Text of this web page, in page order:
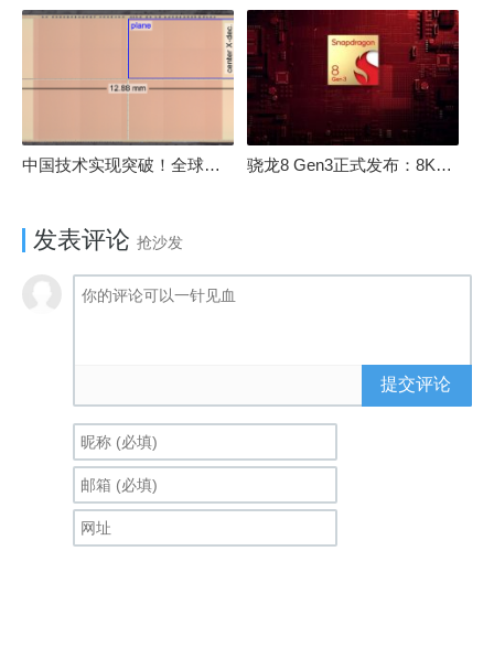
中国技术实现突破！全球最先进的3D NAND存储芯片被发现 骁龙8 Gen3正式发布：8K240手游成真！AI性能飙升98％
发表评论 抢沙发
提交评论